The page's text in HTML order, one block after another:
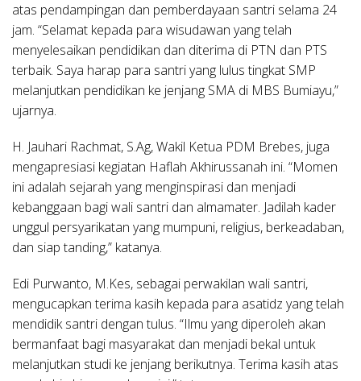
atas pendampingan dan pemberdayaan santri selama 24
jam. “Selamat kepada para wisudawan yang telah
menyelesaikan pendidikan dan diterima di PTN dan PTS
terbaik. Saya harap para santri yang lulus tingkat SMP
melanjutkan pendidikan ke jenjang SMA di MBS Bumiayu,”
ujarnya.
H. Jauhari Rachmat, S.Ag, Wakil Ketua PDM Brebes, juga
mengapresiasi kegiatan Haflah Akhirussanah ini. “Momen
ini adalah sejarah yang menginspirasi dan menjadi
kebanggaan bagi wali santri dan almamater. Jadilah kader
unggul persyarikatan yang mumpuni, religius, berkeadaban,
dan siap tanding,” katanya.
Edi Purwanto, M.Kes, sebagai perwakilan wali santri,
mengucapkan terima kasih kepada para asatidz yang telah
mendidik santri dengan tulus. “Ilmu yang diperoleh akan
bermanfaat bagi masyarakat dan menjadi bekal untuk
melanjutkan studi ke jenjang berikutnya. Terima kasih atas